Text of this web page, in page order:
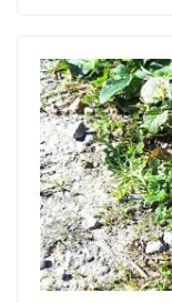
o
o
k
o
n